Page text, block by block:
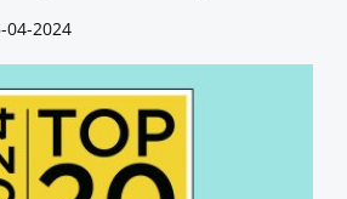
04-2024